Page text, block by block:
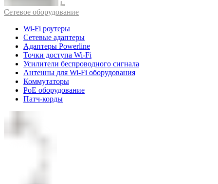
Cетевое оборудование
Wi-Fi роутеры
Сетевые адаптеры
Адаптеры Powerline
Точки доступа Wi-Fi
Усилители беспроводного сигнала
Антенны для Wi-Fi оборудования
Коммутаторы
PoE оборудование
Патч-корды